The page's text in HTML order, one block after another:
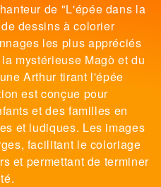
de "L'épée dans la
dessins à colorier
les plus appréciés
mystérieuse Magò et du
Arthur tirant l'épée
est conçue pour
et des familles en
et ludiques. Les images
facilitant le coloriage
et permettant de terminer